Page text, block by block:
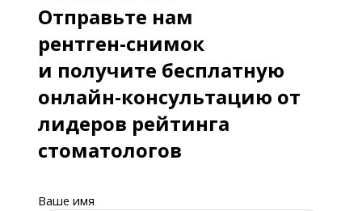
Отправьте нам
рентген-снимок
и получите бесплатную
онлайн-консультацию от
лидеров рейтинга
стоматологов
Ваше имя